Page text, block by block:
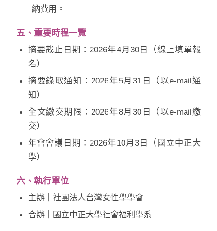
納費用。
五、重要時程一覽
摘要截止日期： 2026年4月30 日（線上填單報
名）
摘要錄取通知： 2026年5月31 日（以e-mail通
知）
全文繳交期限： 2026年8月30 日（以e-mail繳
交）
年會會議日期： 2026年10月3 日（國立中正大
學）
六、執行單位
主辦｜社團法人台灣女性學學會
合辦｜
國立中正大學社會福利學系